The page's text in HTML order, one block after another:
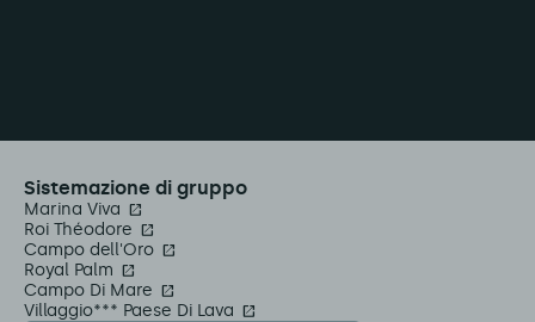
Sistemazione di gruppo
Marina Viva
Roi Théodore
Campo dell'Oro
Royal Palm
Campo Di Mare
Villaggio*** Paese Di Lava